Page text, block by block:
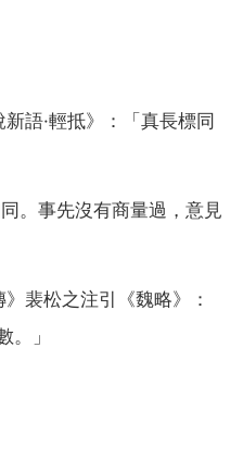
語·輕抵》：「真長標同
。事先沒有商量過，意見
裴松之注引《魏略》：
。」